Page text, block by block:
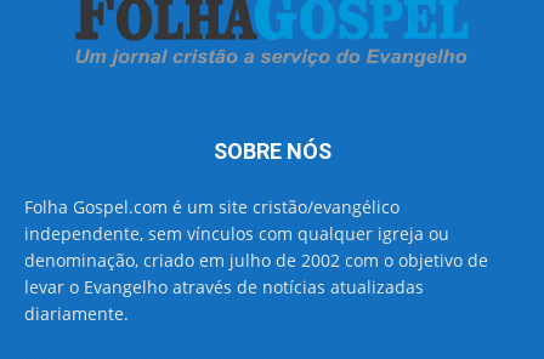
SOBRE NÓS
Folha Gospel.com é um site cristão/evangélico
independente, sem vínculos com qualquer igreja ou
denominação, criado em julho de 2002 com o objetivo de
levar o Evangelho através de notícias atualizadas
diariamente.